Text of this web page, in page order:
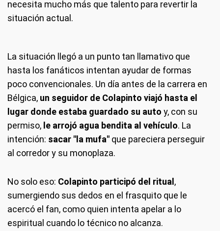
necesita mucho más que talento para revertir la
situación actual.
La situación llegó a un punto tan llamativo que
hasta los fanáticos intentan ayudar de formas
poco convencionales. Un día antes de la carrera en
Bélgica, un seguidor de Colapinto viajó hasta el
lugar donde estaba guardado su auto y, con su
permiso, le arrojó agua bendita al vehículo. La
intención: sacar "la mufa" que pareciera perseguir
al corredor y su monoplaza.
No solo eso: Colapinto participó del ritual ,
sumergiendo sus dedos en el frasquito que le
acercó el fan, como quien intenta apelar a lo
espiritual cuando lo técnico no alcanza.